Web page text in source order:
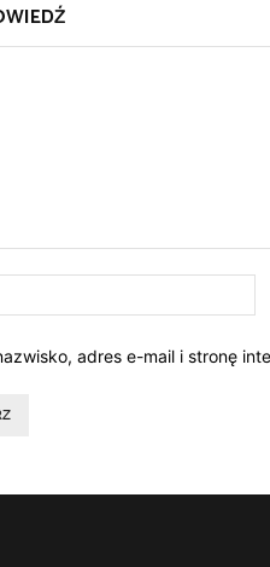
adres e-mail i stronę